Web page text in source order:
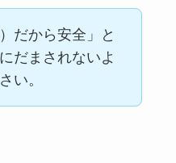
だから安全」と
だまされないよ
い。